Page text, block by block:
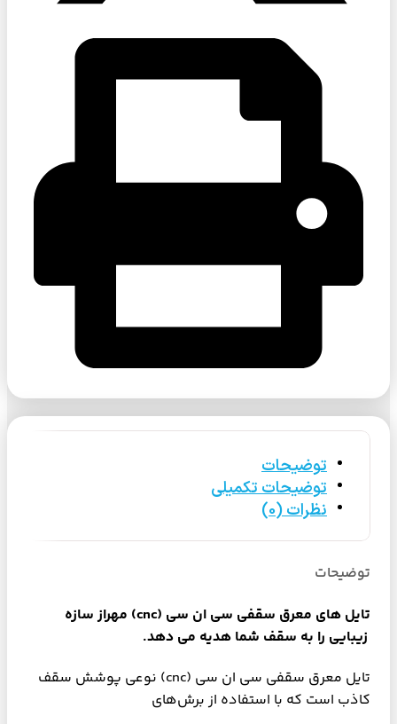
توضیحات
توضیحات تکمیلی
نظرات (0)
توضیحات
تایل های معرق سقفی سی ان سی (cnc) مهراز سازه
زیبایی را به سقف شما هدیه می دهد.
تایل معرق سقفی سی ان سی (cnc) نوعی پوشش سقف
کاذب است که با استفاده از برش‌های